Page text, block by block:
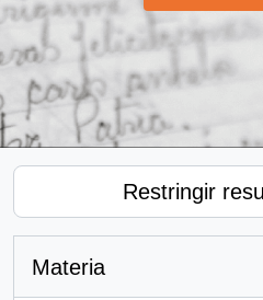
Restringir
Materia